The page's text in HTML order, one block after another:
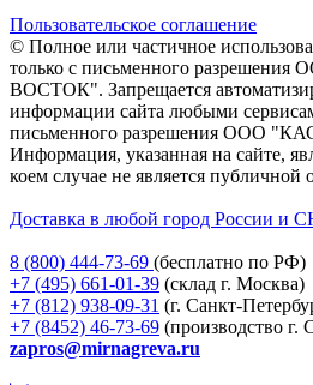
Пользовательское соглашение
© Полное или частичное
только с письменного
ВОСТОК". Запрещается
информации сайта любыми
письменного разрешения ООО
Информация, указанная на сайте,
коем случае не является публичной
Доставка в любой город России и
8 (800) 444-73-69 (бесплатно по РФ)
+7 (495) 661-01-39 (склад г. Москва)
+7 (812) 938-09-31 (г. Санкт-
+7 (8452) 46-73-69 (производство г.
zapros@mirnagreva.ru